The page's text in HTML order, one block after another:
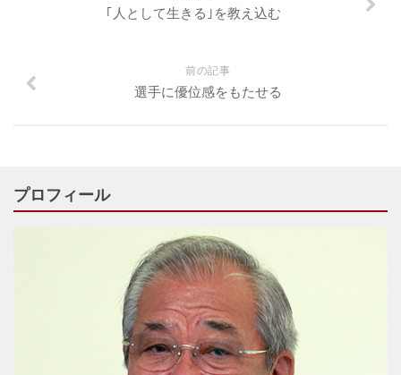
｢人として生きる｣を教え込む
前の記事
選手に優位感をもたせる
プロフィール